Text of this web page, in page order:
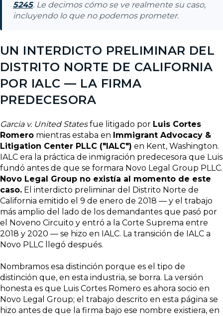
5245. Le decimos cómo se ve realmente su caso,
incluyendo lo que no podemos prometer.
UN INTERDICTO PRELIMINAR DEL
DISTRITO NORTE DE CALIFORNIA
POR IALC — LA FIRMA
PREDECESORA
Garcia v. United Statesfue litigado por Luis Cortes
Romero mientras estaba en Immigrant Advocacy &
Litigation Center PLLC ("IALC") en Kent, Washington.
IALC era la práctica de inmigración predecesora que Luis
fundó antes de que se formara Novo Legal Group PLLC.
Novo Legal Group no existía al momento de este
caso. El interdicto preliminar del Distrito Norte de
California emitido el 9 de enero de 2018 — y el trabajo
más amplio del lado de los demandantes que pasó por
el Noveno Circuito y entró a la Corte Suprema entre
2018 y 2020 — se hizo en IALC. La transición de IALC a
Novo PLLC llegó después.
Nombramos esa distinción porque es el tipo de
distinción que, en esta industria, se borra. La versión
honesta es que Luis Cortes Romero es ahora socio en
Novo Legal Group; el trabajo descrito en esta página se
hizo antes de que la firma bajo ese nombre existiera, en